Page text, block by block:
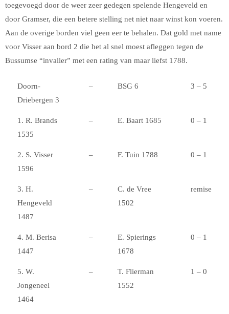
toegevoegd door de weer zeer gedegen spelende Hengeveld en
door Gramser, die een betere stelling net niet naar winst kon voeren.
Aan de overige borden viel geen eer te behalen. Dat gold met name
voor Visser aan bord 2 die het al snel moest afleggen tegen de
Bussumse “invaller” met een rating van maar liefst 1788.
Doorn-
Driebergen 3
– BSG 6 3 – 5
1. R. Brands
1535
– E. Baart 1685 0 – 1
2. S. Visser
1596
– F. Tuin 1788 0 – 1
3. H.
Hengeveld
1487
–
C. de Vree
1502
remise
4. M. Berisa
1447
–
E. Spierings
1678
0 – 1
5. W.
Jongeneel
1464
–
T. Flierman
1552
1 – 0